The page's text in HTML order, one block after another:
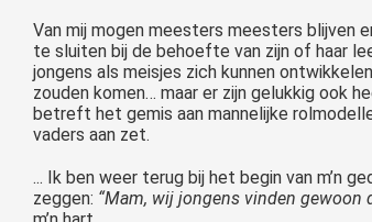
Van mij mogen meesters meesters blijven
te sluiten bij de behoefte van zijn of haar
jongens als meisjes zich kunnen
zouden komen… maar er zijn gelukkig ook
betreft het gemis aan mannelijke
vaders aan zet.
... Ik ben weer terug bij het begin van m’n
zeggen: “Mam, wij jongens vinden gewoon